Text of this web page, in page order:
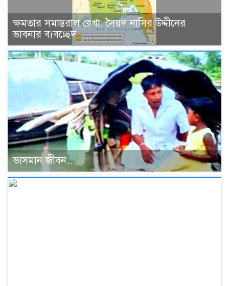
ক্ষমতার সমান্তরাল রেখা: সৈয়দ নাসির উদ্দীনের
ভাবনার ব্যবচ্ছেদ
ভাসমান জীবন…